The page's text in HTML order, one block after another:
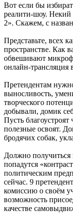
Вот если бы
реалити-шоу. Некий
2». Скажем, с
Представьте, всех
пространстве. Как
обвешивают
онлайн-трансляция
Претендентам
выносливость,
творческого
добывали, домик
Пусть
полезные освоят.
бродячих собак,
Должно получиться
попадутся
политическим
сейчас. 9
комиссию о своём
возможность
качестве